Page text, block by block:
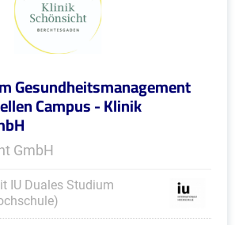
Gesundheitsmanagement
Campus - Klinik
GmbH
IU Duales Studium